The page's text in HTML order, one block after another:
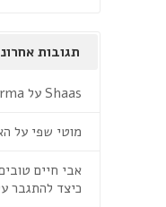
תגובות
Shaas על
מוטי שפי על
אבי חיים
כיצד להתגבר